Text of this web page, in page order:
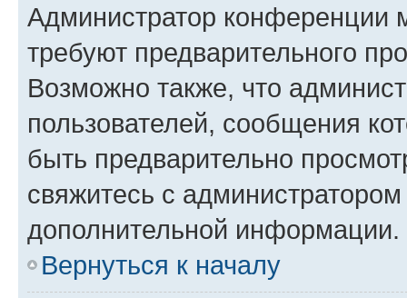
Администратор конференции
требуют предварительного
Возможно также, что
пользователей, сообщения
быть предварительно
свяжитесь с
дополнительной информации.
Вернуться к началу